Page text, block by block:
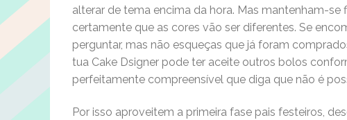
alterar de tema encima da hora. Mas mantenham-se
certamente que as cores vão ser diferentes. Se
perguntar, mas não esqueças que já foram
tua Cake Dsigner pode ter aceite outros bolos
perfeitamente compreensível que diga que não é
Por isso aproveitem a primeira fase pais festeiros,